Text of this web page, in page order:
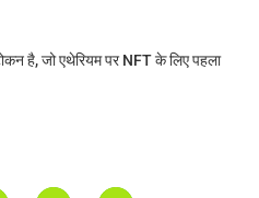
है, जो एथेरियम पर NFT के लिए पहला